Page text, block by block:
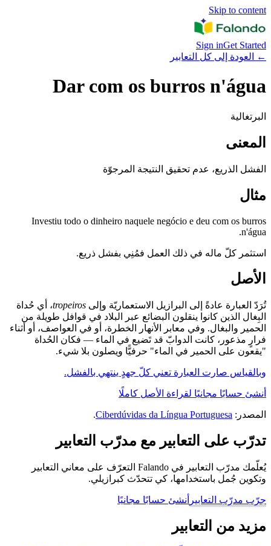
Skip to content
Sign inGet Started
←
العودة إلى كل التعابير
Dar com os burros n'água
البرتغالية
المعنى
الفشل الذريع، عدم تحقيق النتيجة المرجوّة
مثال
Investiu todo o dinheiro naquele negócio e deu com os burros
n'água.
استثمر كلّ ماله في ذلك العمل فمُنِي بفشل ذريع.
الأصل
تُرَدّ العبارة عادةً إلى البرازيل الاستعماريّة وإلى tropeiros، أي حُداة
البِغال الذين كانوا ينقلون البضائع عبر البلاد في قوافل طويلة من
الحمير والبغال. وفي معابر الأنهار الخطرة، أو في العواصف، أو أثناء
فرارٍ مذعور، كانت الدوابّ قد تَضيع في الماء — فكان الحُداة
"يقعون على الحمير في الماء" حرفيًّا ويصلون بلا شيء.
وبالقياس صارت العبارة تعني كلّ جهدٍ ينتهي بالفشل.
أنشئ حسابًا مجانيًا لقراءة الأصل كاملًا
المصدر: Ciberdúvidas da Língua Portuguesa
.
تدرّب على التعابير مع مدرّب التعابير
يُعلّمك مدرّب التعابير في Falando التعرّف على معاني التعابير
وتكوين جُمل باستخدامها، كي تتحدّث كبرازيلي.
جرّب مدرّب التعابير أنشئ حسابًا مجانيًا
مزيد من التعابير